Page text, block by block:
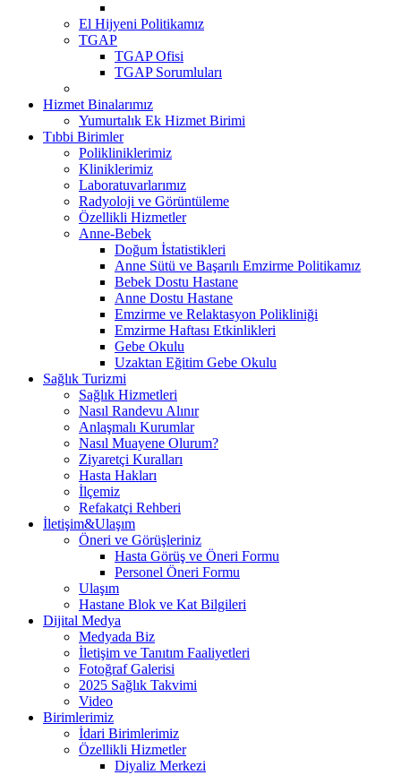
El Hijyeni Politikamız
TGAP
TGAP Ofisi
TGAP Sorumluları
Hizmet Binalarımız
Yumurtalık Ek Hizmet Birimi
Tıbbi Birimler
Polikliniklerimiz
Kliniklerimiz
Laboratuvarlarımız
Radyoloji ve Görüntüleme
Özellikli Hizmetler
Anne-Bebek
Doğum İstatistikleri
Anne Sütü ve Başarılı Emzirme Politikamız
Bebek Dostu Hastane
Anne Dostu Hastane
Emzirme ve Relaktasyon Polikliniği
Emzirme Haftası Etkinlikleri
Gebe Okulu
Uzaktan Eğitim Gebe Okulu
Sağlık Turizmi
Sağlık Hizmetleri
Nasıl Randevu Alınır
Anlaşmalı Kurumlar
Nasıl Muayene Olurum?
Ziyaretçi Kuralları
Hasta Hakları
İlçemiz
Refakatçi Rehberi
İletişim&Ulaşım
Öneri ve Görüşleriniz
Hasta Görüş ve Öneri Formu
Personel Öneri Formu
Ulaşım
Hastane Blok ve Kat Bilgileri
Dijital Medya
Medyada Biz
İletişim ve Tanıtım Faaliyetleri
Fotoğraf Galerisi
2025 Sağlık Takvimi
Video
Birimlerimiz
İdari Birimlerimiz
Özellikli Hizmetler
Diyaliz Merkezi